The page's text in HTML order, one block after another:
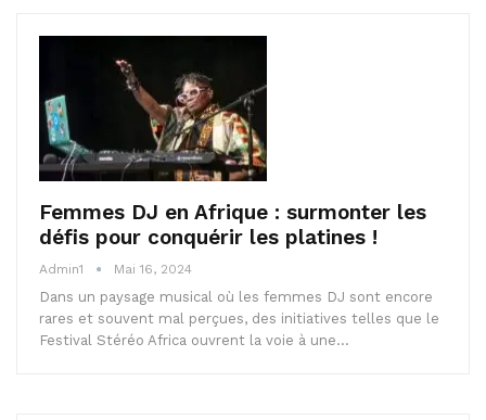
Femmes DJ en Afrique : surmonter les
défis pour conquérir les platines !
Admin1 Mai 16, 2024
Dans un paysage musical où les femmes DJ sont encore
rares et souvent mal perçues, des initiatives telles que le
Festival Stéréo Africa ouvrent la voie à une…